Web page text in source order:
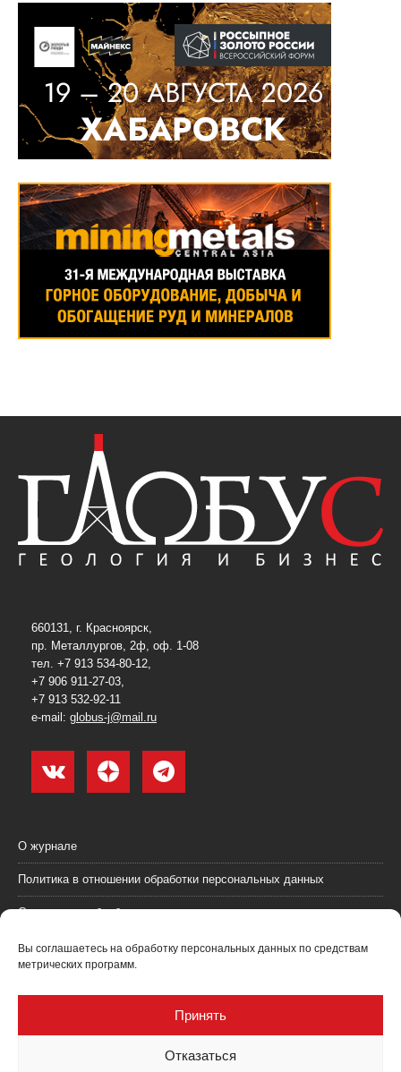
Вы соглашаетесь на обработку персональных данных по средствам
метрических программ.
Принять
Отказаться
660131, г. Красноярск,
пр. Металлургов, 2ф, оф. 1-08
тел. +7 913 534-80-12,
+7 906 911-27-03,
+7 913 532-92-11
e-mail: globus-j@mail.ru
О журнале
Политика в отношении обработки персональных данных
Согласие на обработку персональных данных
Пользовательское соглашение (оферта)